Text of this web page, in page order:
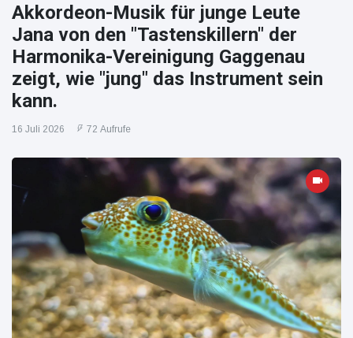
Akkordeon-Musik für junge Leute
Jana von den "Tastenskillern" der
Harmonika-Vereinigung Gaggenau
zeigt, wie "jung" das Instrument sein
kann.
16 Juli 2026 72 Aufrufe